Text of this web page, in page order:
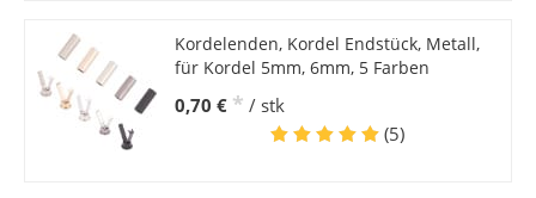
Kordelenden, Kordel Endstück, Metall,
für Kordel 5mm, 6mm, 5 Farben
0,70 € * / stk
(5)